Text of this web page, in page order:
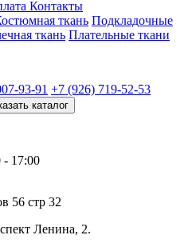
Контакты
ткань Подкладочные
ткань Плательные ткани
93-91 +7 (926) 719-52-53
каталог
17:00
56 стр 32
Ленина, 2.